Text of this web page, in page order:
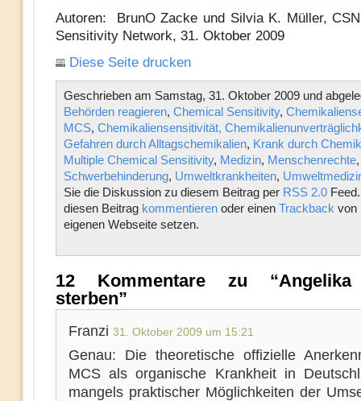
Autoren: BrunO Zacke und Silvia K. Müller,
Sensitivity Network, 31. Oktober 2009
Diese Seite drucken
Geschrieben am Samstag, 31. Oktober 2009 und
Behörden reagieren, Chemical Sensitivity,
MCS, Chemikaliensensitivität,
Gefahren durch Alltagschemikalien, Krank durch
Multiple Chemical Sensitivity, Medizin, Menschenrechte,
Schwerbehinderung, Umweltkrankheiten,
Sie die Diskussion zu diesem Beitrag per RSS 2.0Feed.
diesen Beitrag kommentierenoder einen Trackback von
eigenen Webseite setzen.
12 Kommentare zu “Angelika
sterben”
Franzi 31. Oktober 2009 um 15:21
Genau: Die theoretische offizielle
MCS als organische Krankheit in
mangels praktischer Möglichkeiten der